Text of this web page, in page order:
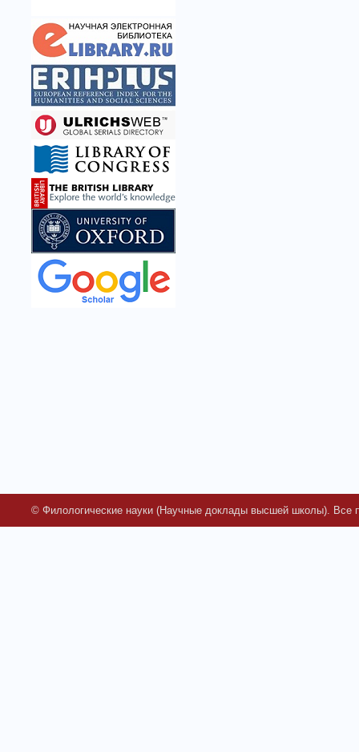
© Филологические науки (Научные доклады высшей школы). Все